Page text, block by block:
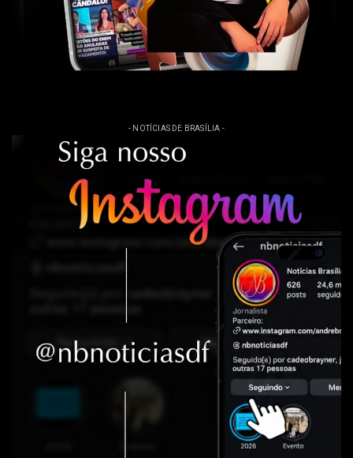
- NOTÍCIAS DE BRASÍLIA -